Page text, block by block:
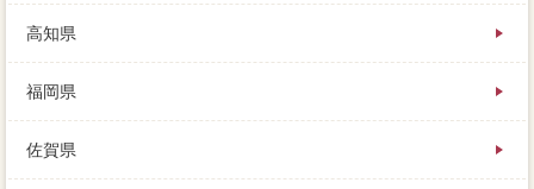
高知県
福岡県
佐賀県